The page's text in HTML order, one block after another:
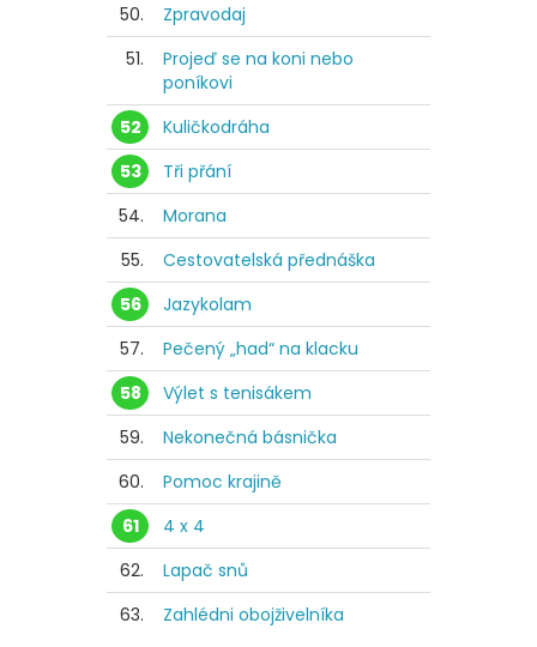
50.
Zpravodaj
51.
Projeď se na koni nebo
poníkovi
52
Kuličkodráha
53
Tři přání
54.
Morana
55.
Cestovatelská přednáška
56
Jazykolam
57.
Pečený „had“ na klacku
58
Výlet s tenisákem
59.
Nekonečná básnička
60.
Pomoc krajině
61
4 x 4
62.
Lapač snů
63.
Zahlédni obojživelníka